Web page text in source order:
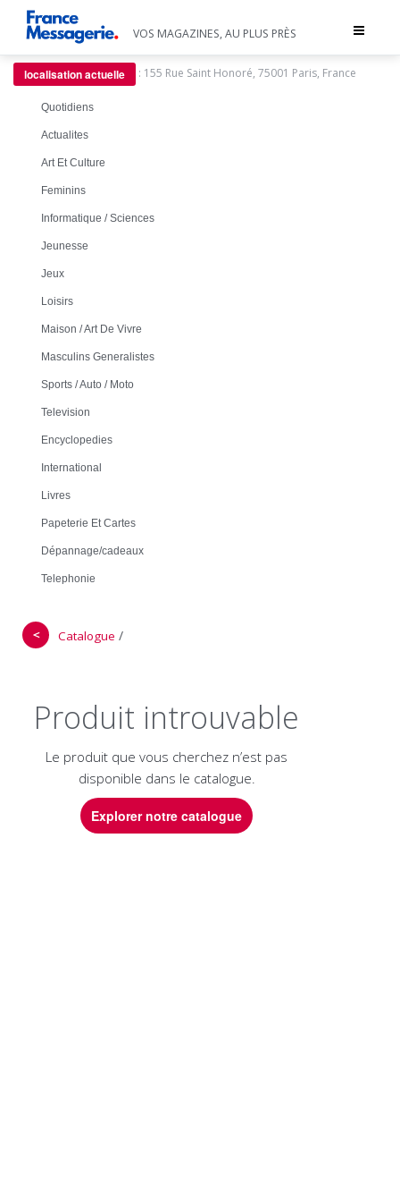
Toggle
VOS MAGAZINES, AU PLUS PRÈS
localisation actuelle : 155 Rue Saint Honoré, 75001 Paris, France
Quotidiens
Actualites
Art Et Culture
Feminins
Informatique / Sciences
Jeunesse
Jeux
Loisirs
Maison / Art De Vivre
Masculins Generalistes
Sports / Auto / Moto
Television
Encyclopedies
International
Livres
Papeterie Et Cartes
Dépannage/cadeaux
Telephonie
＜ Catalogue /
Produit introuvable
Le produit que vous cherchez n’est pas
disponible dans le catalogue.
Explorer notre catalogue